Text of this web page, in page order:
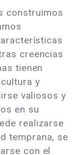
construimos
creencias
tienen
y
valiosos y
en su
realizarse
temprana, se
con el